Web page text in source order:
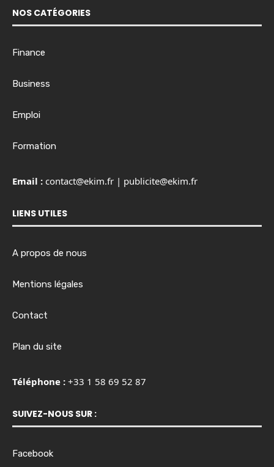
NOS CATÉGORIES
Finance
Business
Emploi
Formation
Email : contact@ekim.fr | publicite@ekim.fr
LIENS UTILES
A propos de nous
Mentions légales
Contact
Plan du site
Téléphone : +33 1 58 69 52 87
SUIVEZ-NOUS SUR :
Facebook